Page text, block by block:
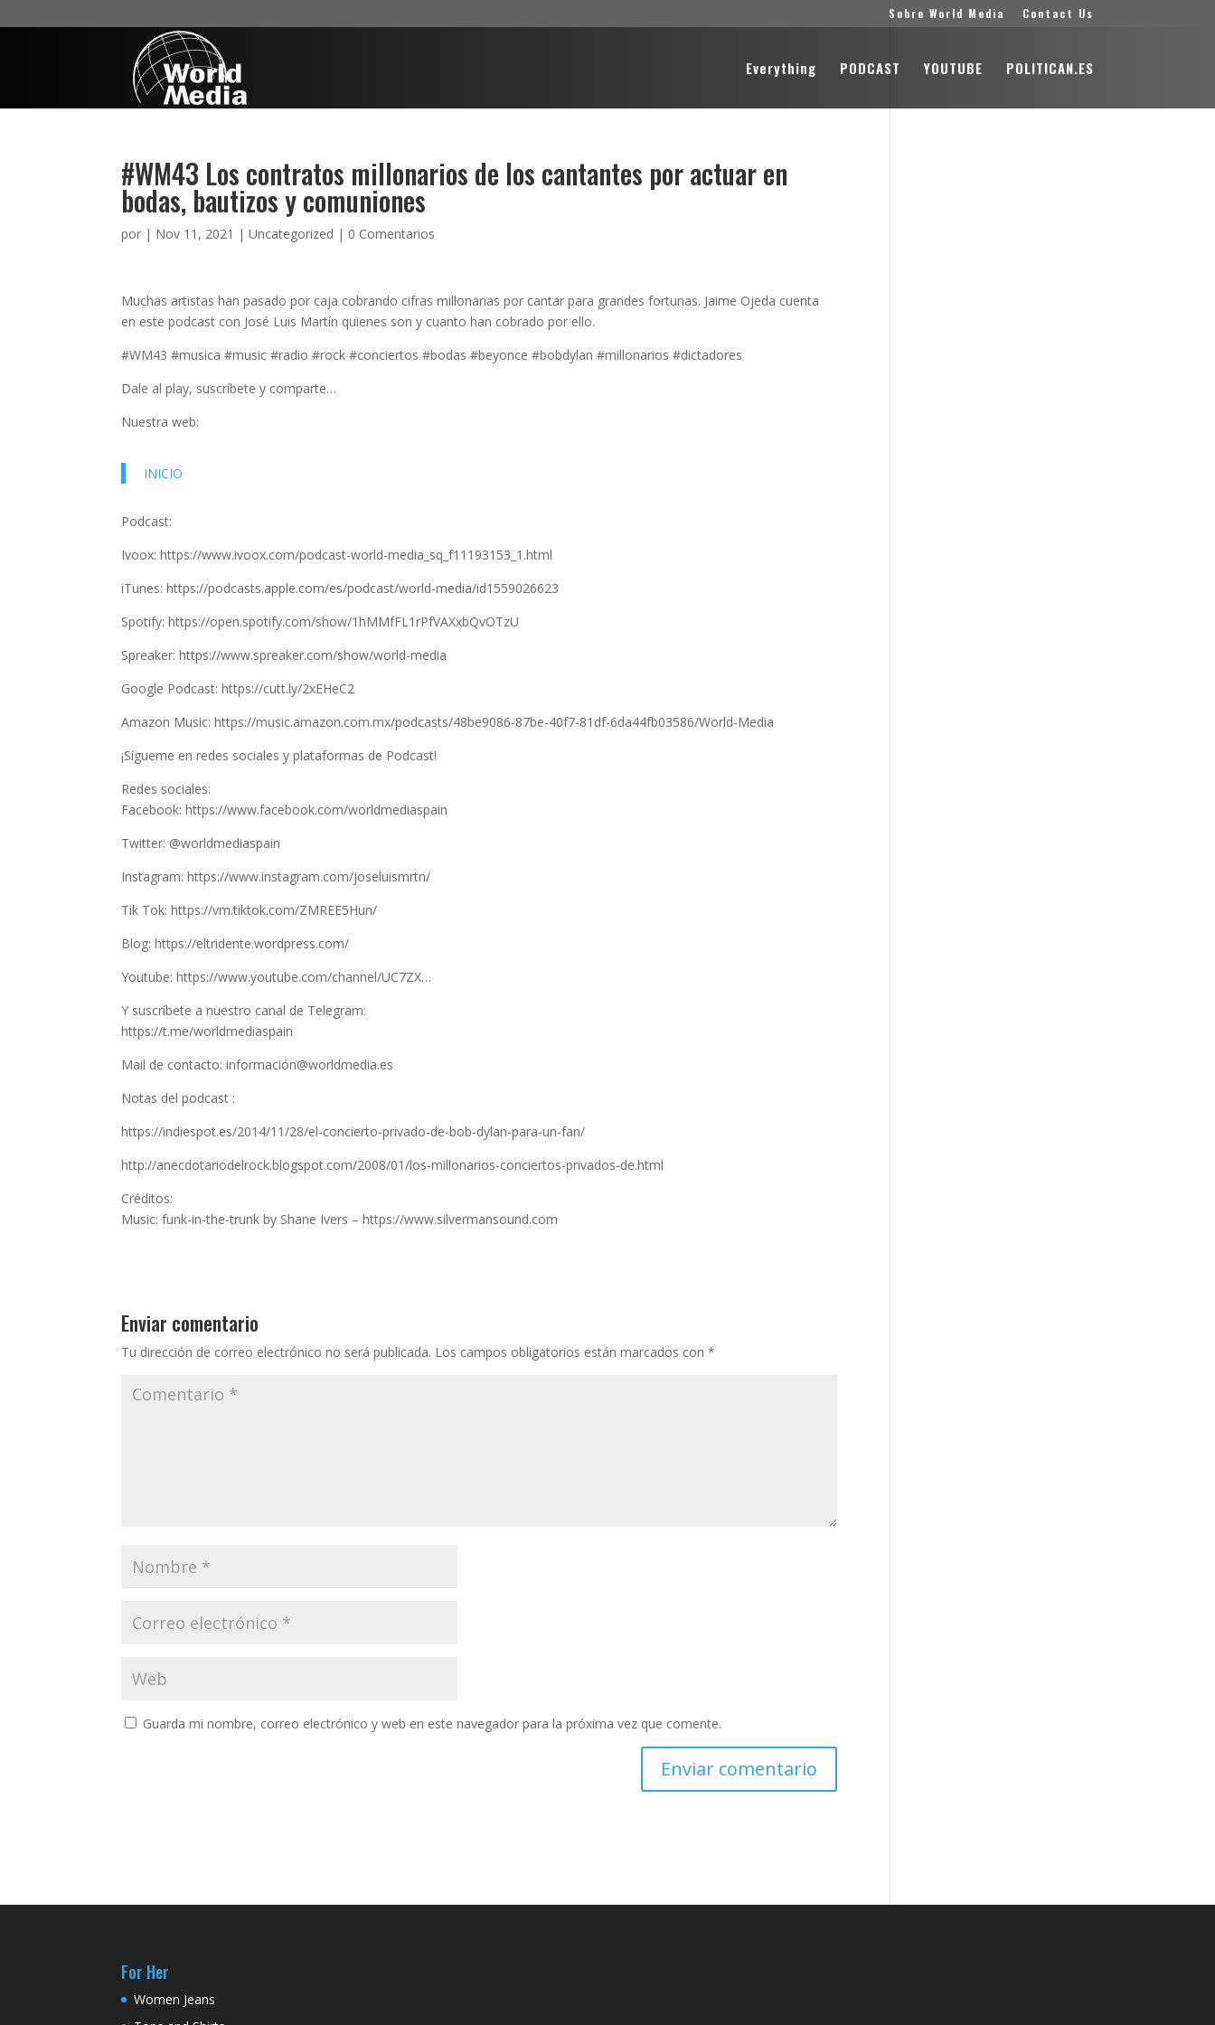
Sobre World Media Contact Us
Everything PODCAST YOUTUBE POLITICAN.ES
#WM43 Los contratos millonarios de los cantantes por actuar en
bodas, bautizos y comuniones
por | Nov 11, 2021 |Uncategorized | 0 Comentarios
Muchas artistas han pasado por caja cobrando cifras millonarias por cantar para grandes fortunas. Jaime Ojeda cuenta
en este podcast con José Luis Martín quienes son y cuanto han cobrado por ello.
#WM43 #musica #music #radio #rock #conciertos #bodas #beyonce #bobdylan #millonarios #dictadores
Dale al play, suscríbete y comparte…
Nuestra web:
INICIO
Podcast:
Ivoox: https://www.ivoox.com/podcast-world-media_sq_f11193153_1.html
iTunes: https://podcasts.apple.com/es/podcast/world-media/id1559026623
Spotify: https://open.spotify.com/show/1hMMfFL1rPfVAXxbQvOTzU
Spreaker: https://www.spreaker.com/show/world-media
Google Podcast: https://cutt.ly/2xEHeC2
Amazon Music: https://music.amazon.com.mx/podcasts/48be9086-87be-40f7-81df-6da44fb03586/World-Media
¡Sígueme en redes sociales y plataformas de Podcast!
Redes sociales:
Facebook: https://www.facebook.com/worldmediaspain
Twitter: @worldmediaspain
Instagram: https://www.instagram.com/joseluismrtn/
Tik Tok: https://vm.tiktok.com/ZMREE5Hun/
Blog: https://eltridente.wordpress.com/
Youtube: https://www.youtube.com/channel/UC7ZX…
Y suscríbete a nuestro canal de Telegram:
https://t.me/worldmediaspain
Mail de contacto: información@worldmedia.es
Notas del podcast :
https://indiespot.es/2014/11/28/el-concierto-privado-de-bob-dylan-para-un-fan/
http://anecdotariodelrock.blogspot.com/2008/01/los-millonarios-conciertos-privados-de.html
Créditos:
Music: funk-in-the-trunk by Shane Ivers – https://www.silvermansound.com
Enviar comentario
Tu dirección de correo electrónico no será publicada. Los campos obligatorios están marcados con*
Guarda mi nombre, correo electrónico y web en este navegador para la próxima vez que comente.
For Her
Women Jeans